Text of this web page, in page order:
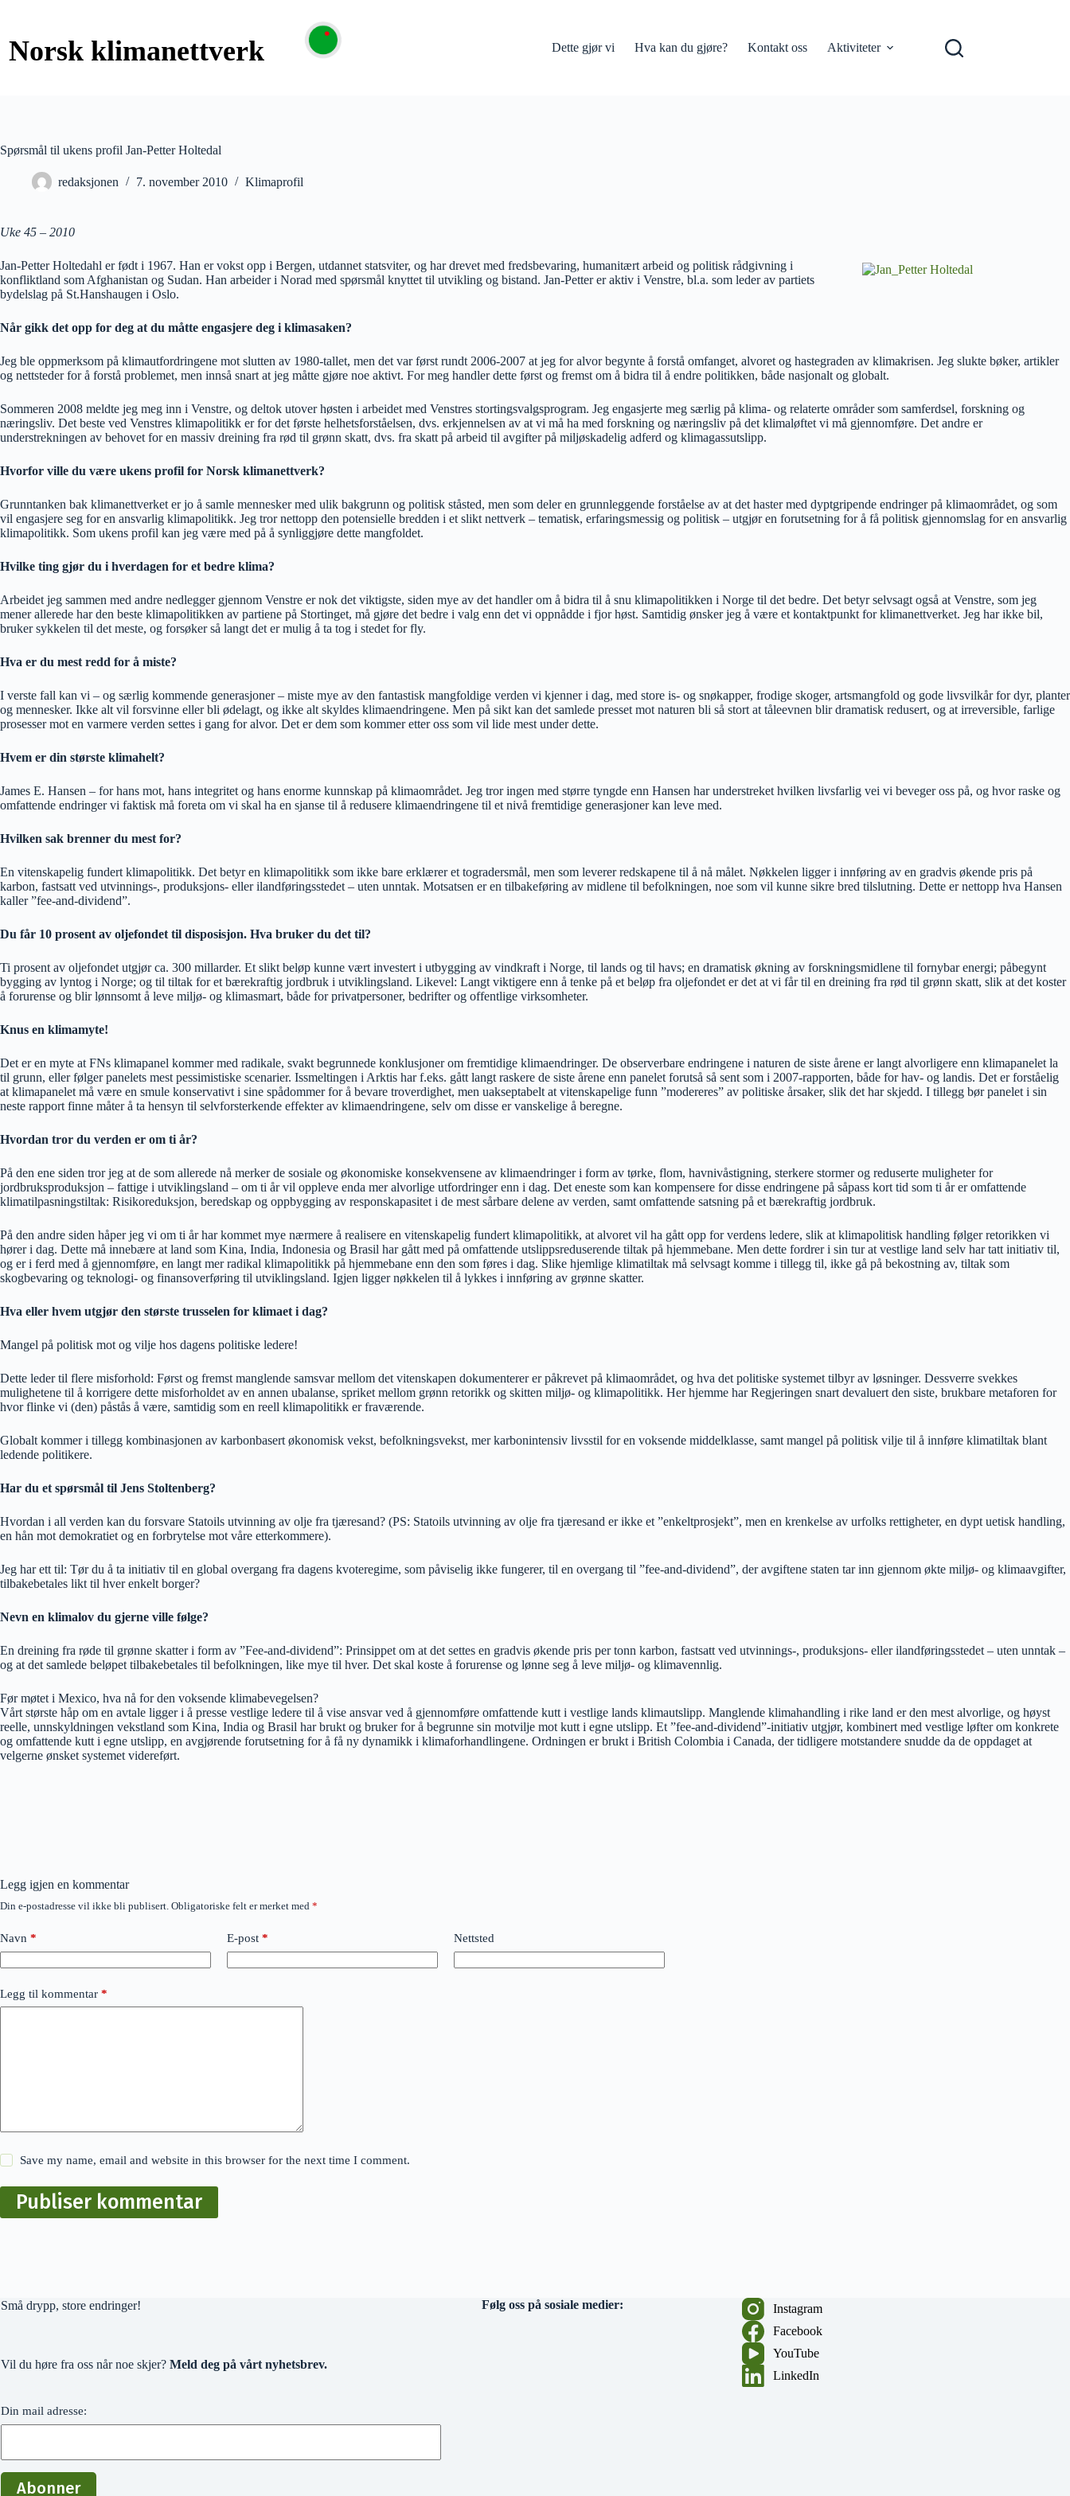
Dette gjør vi Hva kan du gjøre? Kontakt oss Aktiviteter
Spørsmål til ukens profil Jan-Petter Holtedal
redaksjonen 7. november 2010 Klimaprofil
Uke 45 – 2010
Jan-Petter Holtedahl er født i 1967. Han er vokst opp i Bergen, utdannet statsviter, og har drevet med fredsbevaring, humanitært arbeid og politisk rådgivning i
konfliktland som Afghanistan og Sudan. Han arbeider i Norad med spørsmål knyttet til utvikling og bistand. Jan-Petter er aktiv i Venstre, bl.a. som leder av partiets
bydelslag på St.Hanshaugen i Oslo.
Når gikk det opp for deg at du måtte engasjere deg i klimasaken?
Jeg ble oppmerksom på klimautfordringene mot slutten av 1980-tallet, men det var først rundt 2006-2007 at jeg for alvor begynte å forstå omfanget, alvoret og hastegraden av klimakrisen. Jeg slukte bøker, artikler
og nettsteder for å forstå problemet, men innså snart at jeg måtte gjøre noe aktivt. For meg handler dette først og fremst om å bidra til å endre politikken, både nasjonalt og globalt.
Sommeren 2008 meldte jeg meg inn i Venstre, og deltok utover høsten i arbeidet med Venstres stortingsvalgsprogram. Jeg engasjerte meg særlig på klima- og relaterte områder som samferdsel, forskning og
næringsliv. Det beste ved Venstres klimapolitikk er for det første helhetsforståelsen, dvs. erkjennelsen av at vi må ha med forskning og næringsliv på det klimaløftet vi må gjennomføre. Det andre er
understrekningen av behovet for en massiv dreining fra rød til grønn skatt, dvs. fra skatt på arbeid til avgifter på miljøskadelig adferd og klimagassutslipp.
Hvorfor ville du være ukens profil for Norsk klimanettverk?
Grunntanken bak klimanettverket er jo å samle mennesker med ulik bakgrunn og politisk ståsted, men som deler en grunnleggende forståelse av at det haster med dyptgripende endringer på klimaområdet, og som
vil engasjere seg for en ansvarlig klimapolitikk. Jeg tror nettopp den potensielle bredden i et slikt nettverk – tematisk, erfaringsmessig og politisk – utgjør en forutsetning for å få politisk gjennomslag for en ansvarlig
klimapolitikk. Som ukens profil kan jeg være med på å synliggjøre dette mangfoldet.
Hvilke ting gjør du i hverdagen for et bedre klima?
Arbeidet jeg sammen med andre nedlegger gjennom Venstre er nok det viktigste, siden mye av det handler om å bidra til å snu klimapolitikken i Norge til det bedre. Det betyr selvsagt også at Venstre, som jeg
mener allerede har den beste klimapolitikken av partiene på Stortinget, må gjøre det bedre i valg enn det vi oppnådde i fjor høst. Samtidig ønsker jeg å være et kontaktpunkt for klimanettverket. Jeg har ikke bil,
bruker sykkelen til det meste, og forsøker så langt det er mulig å ta tog i stedet for fly.
Hva er du mest redd for å miste?
I verste fall kan vi – og særlig kommende generasjoner – miste mye av den fantastisk mangfoldige verden vi kjenner i dag, med store is- og snøkapper, frodige skoger, artsmangfold og gode livsvilkår for dyr, planter
og mennesker. Ikke alt vil forsvinne eller bli ødelagt, og ikke alt skyldes klimaendringene. Men på sikt kan det samlede presset mot naturen bli så stort at tåleevnen blir dramatisk redusert, og at irreversible, farlige
prosesser mot en varmere verden settes i gang for alvor. Det er dem som kommer etter oss som vil lide mest under dette.
Hvem er din største klimahelt?
James E. Hansen – for hans mot, hans integritet og hans enorme kunnskap på klimaområdet. Jeg tror ingen med større tyngde enn Hansen har understreket hvilken livsfarlig vei vi beveger oss på, og hvor raske og
omfattende endringer vi faktisk må foreta om vi skal ha en sjanse til å redusere klimaendringene til et nivå fremtidige generasjoner kan leve med.
Hvilken sak brenner du mest for?
En vitenskapelig fundert klimapolitikk. Det betyr en klimapolitikk som ikke bare erklærer et togradersmål, men som leverer redskapene til å nå målet. Nøkkelen ligger i innføring av en gradvis økende pris på
karbon, fastsatt ved utvinnings-, produksjons- eller ilandføringsstedet – uten unntak. Motsatsen er en tilbakeføring av midlene til befolkningen, noe som vil kunne sikre bred tilslutning. Dette er nettopp hva Hansen
kaller ”fee-and-dividend”.
Du får 10 prosent av oljefondet til disposisjon. Hva bruker du det til?
Ti prosent av oljefondet utgjør ca. 300 millarder. Et slikt beløp kunne vært investert i utbygging av vindkraft i Norge, til lands og til havs; en dramatisk økning av forskningsmidlene til fornybar energi; påbegynt
bygging av lyntog i Norge; og til tiltak for et bærekraftig jordbruk i utviklingsland. Likevel: Langt viktigere enn å tenke på et beløp fra oljefondet er det at vi får til en dreining fra rød til grønn skatt, slik at det koster
å forurense og blir lønnsomt å leve miljø- og klimasmart, både for privatpersoner, bedrifter og offentlige virksomheter.
Knus en klimamyte!
Det er en myte at FNs klimapanel kommer med radikale, svakt begrunnede konklusjoner om fremtidige klimaendringer. De observerbare endringene i naturen de siste årene er langt alvorligere enn klimapanelet la
til grunn, eller følger panelets mest pessimistiske scenarier. Issmeltingen i Arktis har f.eks. gått langt raskere de siste årene enn panelet forutså så sent som i 2007-rapporten, både for hav- og landis. Det er forståelig
at klimapanelet må være en smule konservativt i sine spådommer for å bevare troverdighet, men uakseptabelt at vitenskapelige funn ”modereres” av politiske årsaker, slik det har skjedd. I tillegg bør panelet i sin
neste rapport finne måter å ta hensyn til selvforsterkende effekter av klimaendringene, selv om disse er vanskelige å beregne.
Hvordan tror du verden er om ti år?
På den ene siden tror jeg at de som allerede nå merker de sosiale og økonomiske konsekvensene av klimaendringer i form av tørke, flom, havnivåstigning, sterkere stormer og reduserte muligheter for
jordbruksproduksjon – fattige i utviklingsland – om ti år vil oppleve enda mer alvorlige utfordringer enn i dag. Det eneste som kan kompensere for disse endringene på såpass kort tid som ti år er omfattende
klimatilpasningstiltak: Risikoreduksjon, beredskap og oppbygging av responskapasitet i de mest sårbare delene av verden, samt omfattende satsning på et bærekraftig jordbruk.
På den andre siden håper jeg vi om ti år har kommet mye nærmere å realisere en vitenskapelig fundert klimapolitikk, at alvoret vil ha gått opp for verdens ledere, slik at klimapolitisk handling følger retorikken vi
hører i dag. Dette må innebære at land som Kina, India, Indonesia og Brasil har gått med på omfattende utslippsreduserende tiltak på hjemmebane. Men dette fordrer i sin tur at vestlige land selv har tatt initiativ til,
og er i ferd med å gjennomføre, en langt mer radikal klimapolitikk på hjemmebane enn den som føres i dag. Slike hjemlige klimatiltak må selvsagt komme i tillegg til, ikke gå på bekostning av, tiltak som
skogbevaring og teknologi- og finansoverføring til utviklingsland. Igjen ligger nøkkelen til å lykkes i innføring av grønne skatter.
Hva eller hvem utgjør den største trusselen for klimaet i dag?
Mangel på politisk mot og vilje hos dagens politiske ledere!
Dette leder til flere misforhold: Først og fremst manglende samsvar mellom det vitenskapen dokumenterer er påkrevet på klimaområdet, og hva det politiske systemet tilbyr av løsninger. Dessverre svekkes
mulighetene til å korrigere dette misforholdet av en annen ubalanse, spriket mellom grønn retorikk og skitten miljø- og klimapolitikk. Her hjemme har Regjeringen snart devaluert den siste, brukbare metaforen for
hvor flinke vi (den) påstås å være, samtidig som en reell klimapolitikk er fraværende.
Globalt kommer i tillegg kombinasjonen av karbonbasert økonomisk vekst, befolkningsvekst, mer karbonintensiv livsstil for en voksende middelklasse, samt mangel på politisk vilje til å innføre klimatiltak blant
ledende politikere.
Har du et spørsmål til Jens Stoltenberg?
Hvordan i all verden kan du forsvare Statoils utvinning av olje fra tjæresand? (PS: Statoils utvinning av olje fra tjæresand er ikke et ”enkeltprosjekt”, men en krenkelse av urfolks rettigheter, en dypt uetisk handling,
en hån mot demokratiet og en forbrytelse mot våre etterkommere).
Jeg har ett til: Tør du å ta initiativ til en global overgang fra dagens kvoteregime, som påviselig ikke fungerer, til en overgang til ”fee-and-dividend”, der avgiftene staten tar inn gjennom økte miljø- og klimaavgifter,
tilbakebetales likt til hver enkelt borger?
Nevn en klimalov du gjerne ville følge?
En dreining fra røde til grønne skatter i form av ”Fee-and-dividend”: Prinsippet om at det settes en gradvis økende pris per tonn karbon, fastsatt ved utvinnings-, produksjons- eller ilandføringsstedet – uten unntak –
og at det samlede beløpet tilbakebetales til befolkningen, like mye til hver. Det skal koste å forurense og lønne seg å leve miljø- og klimavennlig.
Før møtet i Mexico, hva nå for den voksende klimabevegelsen?
Vårt største håp om en avtale ligger i å presse vestlige ledere til å vise ansvar ved å gjennomføre omfattende kutt i vestlige lands klimautslipp. Manglende klimahandling i rike land er den mest alvorlige, og høyst
reelle, unnskyldningen vekstland som Kina, India og Brasil har brukt og bruker for å begrunne sin motvilje mot kutt i egne utslipp. Et ”fee-and-dividend”-initiativ utgjør, kombinert med vestlige løfter om konkrete
og omfattende kutt i egne utslipp, en avgjørende forutsetning for å få ny dynamikk i klimaforhandlingene. Ordningen er brukt i British Colombia i Canada, der tidligere motstandere snudde da de oppdaget at
velgerne ønsket systemet videreført.
Legg igjen en kommentar
Din e-postadresse vil ikke bli publisert. Obligatoriske felt er merket med *
Navn * E-post * Nettsted
Legg til kommentar *
Save my name, email and website in this browser for the next time I comment.
Publiser kommentar
Små drypp, store endringer!
Vil du høre fra oss når noe skjer? Meld deg på vårt nyhetsbrev.
Din mail adresse:
Følg oss på sosiale medier:
Instagram
Facebook
YouTube
LinkedIn